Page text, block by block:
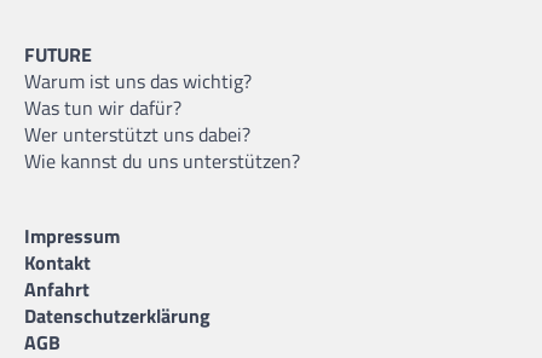
FUTURE
Warum ist uns das wichtig?
Was tun wir dafür?
Wer unterstützt uns dabei?
Wie kannst du uns unterstützen?
Impressum
Kontakt
Anfahrt
Datenschutzerklärung
AGB